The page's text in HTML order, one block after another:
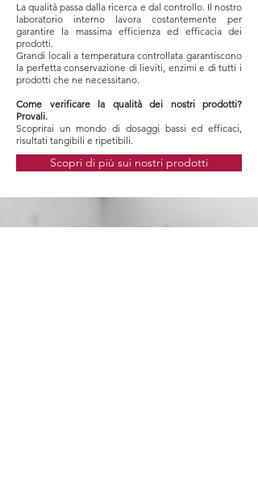
La qualità passa dalla ricerca e dal controllo. Il nostro
laboratorio interno lavora costantemente per
garantire la massima efficienza ed efficacia dei
prodotti.
Grandi locali a temperatura controllata garantiscono
la perfetta conservazione di lieviti, enzimi e di tutti i
prodotti che ne necessitano.
Come verificare la qualità dei nostri prodotti?
Provali.
Scoprirai un mondo di dosaggi bassi ed efficaci,
risultati tangibili e ripetibili.
Scopri di più sui nostri prodotti